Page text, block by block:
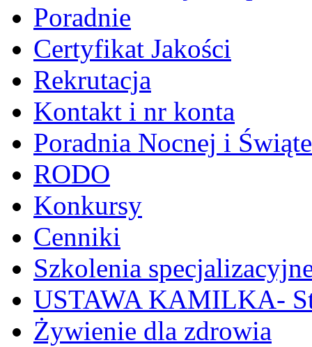
Poradnie
Certyfikat Jakości
Rekrutacja
Kontakt i nr konta
Poradnia Nocnej i
RODO
Konkursy
Cenniki
Szkolenia
USTAWA KAMILKA-
Żywienie dla zdrowia